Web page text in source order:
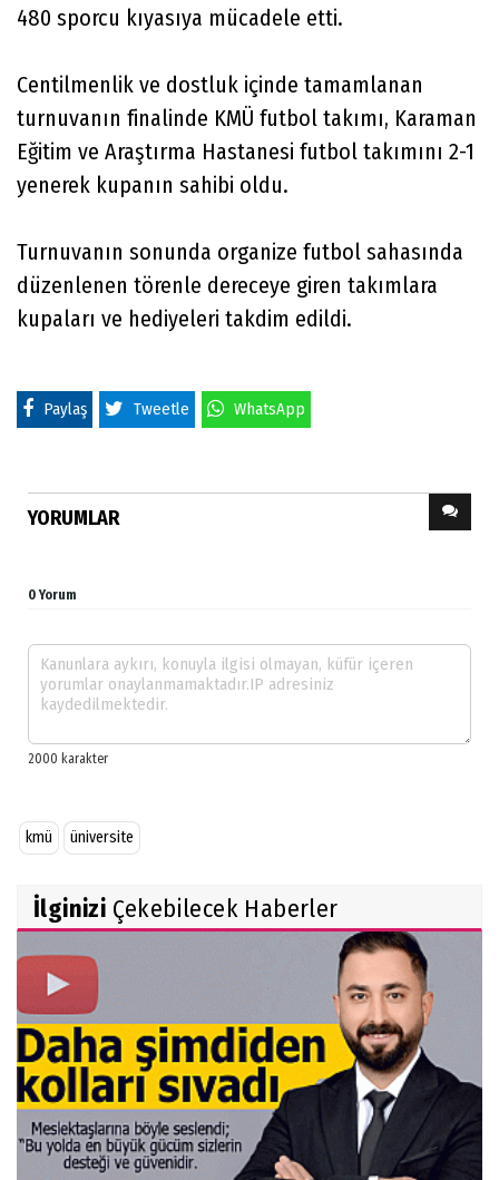
480 sporcu kıyasıya mücadele etti.
Centilmenlik ve dostluk içinde tamamlanan
turnuvanın finalinde KMÜ futbol takımı, Karaman
Eğitim ve Araştırma Hastanesi futbol takımını 2-1
yenerek kupanın sahibi oldu.
Turnuvanın sonunda organize futbol sahasında
düzenlenen törenle dereceye giren takımlara
kupaları ve hediyeleri takdim edildi.
Paylaş Tweetle WhatsApp
YORUMLAR
0 Yorum
kmü üniversite
İlginizi Çekebilecek Haberler